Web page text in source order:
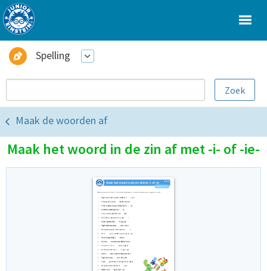
Spelling
Maak de woorden af
Maak het woord in de zin af met -i- of -ie-